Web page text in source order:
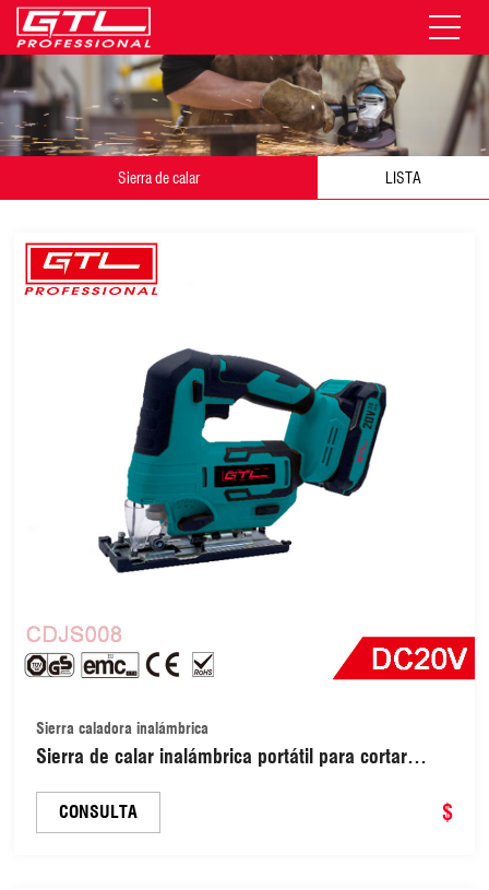
Sierra de calar LISTA
Sierra caladora inalámbrica
Sierra de calar inalámbrica portátil para cortar
CONSULTA $